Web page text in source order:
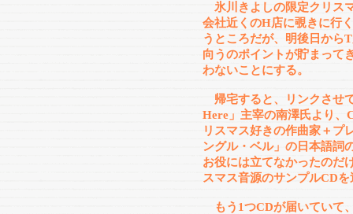
氷川きよしの限定クリス
会社近くのH店に覗きに行
うところだが、明後日から
向うのポイントが貯まって
わないことにする。
帰宅すると、リンクさせ
Here」主宰の南澤氏より、
リスマス好きの作曲家＋プ
ングル・ベル」の日本語詞
お役には立てなかったのだ
スマス音源のサンプルCD
もう1つCDが届いていて